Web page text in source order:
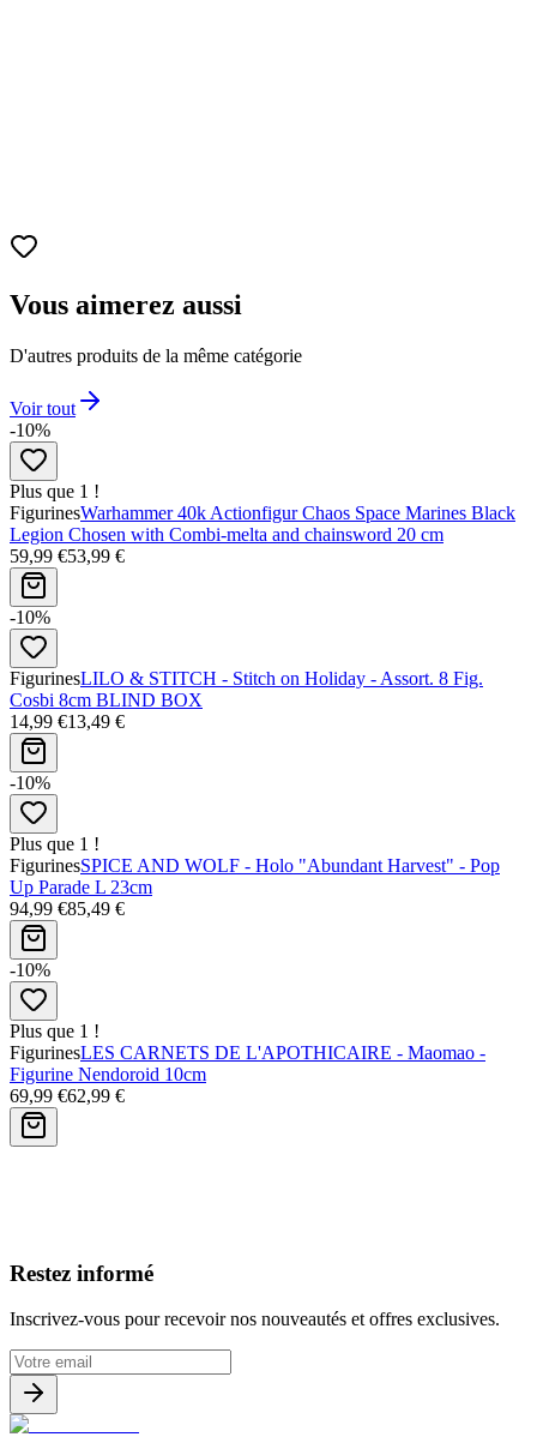
Vous aimerez aussi
D'autres produits de la même catégorie
Voir tout
-10%
Plus que 1 !
FigurinesWarhammer 40k Actionfigur Chaos Space Marines Black
Legion Chosen with Combi-melta and chainsword 20 cm
59,99 €53,99 €
-10%
FigurinesLILO & STITCH - Stitch on Holiday - Assort. 8 Fig.
Cosbi 8cm BLIND BOX
14,99 €13,49 €
-10%
Plus que 1 !
FigurinesSPICE AND WOLF - Holo "Abundant Harvest" - Pop
Up Parade L 23cm
94,99 €85,49 €
-10%
Plus que 1 !
FigurinesLES CARNETS DE L'APOTHICAIRE - Maomao -
Figurine Nendoroid 10cm
69,99 €62,99 €
Restez informé
Inscrivez-vous pour recevoir nos nouveautés et offres exclusives.